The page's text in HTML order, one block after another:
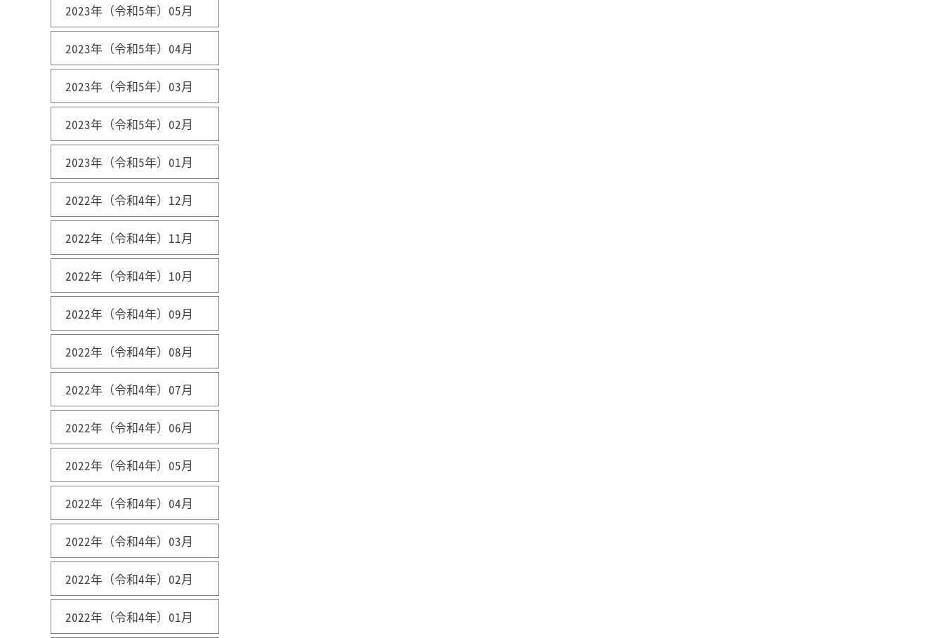
2023年（令和5年）05月
2023年（令和5年）04月
2023年（令和5年）03月
2023年（令和5年）02月
2023年（令和5年）01月
2022年（令和4年）12月
2022年（令和4年）11月
2022年（令和4年）10月
2022年（令和4年）09月
2022年（令和4年）08月
2022年（令和4年）07月
2022年（令和4年）06月
2022年（令和4年）05月
2022年（令和4年）04月
2022年（令和4年）03月
2022年（令和4年）02月
2022年（令和4年）01月